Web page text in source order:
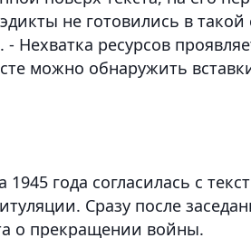
не готовились в
- Нехватка ресурсов
можно обнаружить
1945 года согласилась с
Сразу после
о прекращении войны.